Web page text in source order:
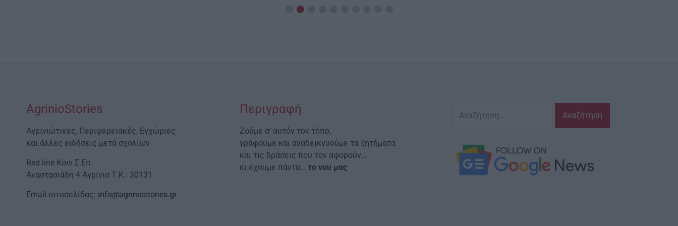
AgrinioStories
Αγρινιώτικες, Περιφερειακές, Εγχώριες
και άλλες ειδήσεις μετά σχολίων
Red line Κοιν.Σ.Επ.
Αναστασιάδη 4 Αγρίνιο Τ.Κ.: 30131
Email ιστοσελίδας: info@agriniostories.gr
Περιγραφή
Ζούμε σ’ αυτόν τον τόπο,
γράφουμε και αναδεικνυούμε τα ζητήματα
και τις δράσεις που τον αφορούν…
κι έχουμε πάντα…το νου μας
για: